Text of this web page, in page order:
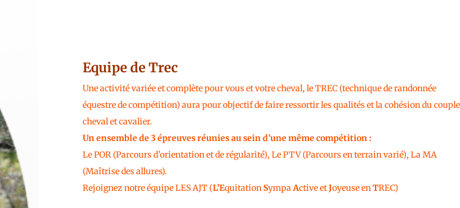
Equipe de Trec
Une activité variée et complète pour vous et votre cheval, le TREC (technique de randonnée
équestre de compétition) aura pour objectif de faire ressortir les qualités et la cohésion du couple
cheval et cavalier.
Un ensemble de 3 épreuves réunies au sein d’une même compétition :
Le POR (Parcours d’orientation et de régularité), Le PTV (Parcours en terrain varié), La MA
(Maîtrise des allures).
Rejoignez notre équipe LES AJT (L’EquitationSympaActive etJoyeuse enTREC)